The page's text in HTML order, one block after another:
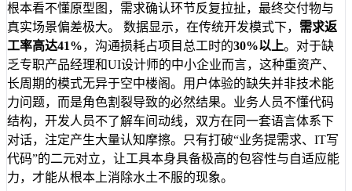
根本看不懂原型图，需求确认环节反复拉扯，最终交付物与
真实场景偏差极大。 数据显示，在传统开发模式下， 需求返
工率高达41%，沟通损耗占项目总工时的30%以上。对于缺
乏专职产品经理和UI设计师的中小企业而言，这种重资产、
长周期的模式无异于空中楼阁。用户体验的缺失并非技术能
力问题，而是角色割裂导致的必然结果。业务人员不懂代码
结构，开发人员不了解车间动线，双方在同一套语言体系下
对话，注定产生大量认知摩擦。只有打破“业务提需求、IT写
代码”的二元对立，让工具本身具备极高的包容性与自适应能
力，才能从根本上消除水土不服的现象。